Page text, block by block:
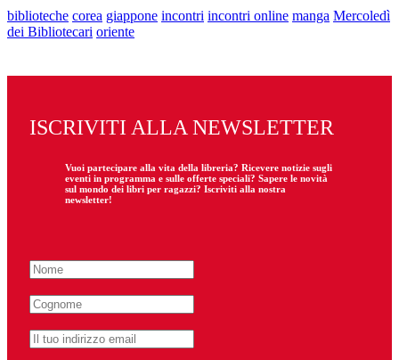
biblioteche corea giappone incontri incontri online manga Mercoledì
dei Bibliotecari oriente
ISCRIVITI ALLA NEWSLETTER
Vuoi partecipare alla vita della libreria? Ricevere notizie sugli
eventi in programma e sulle offerte speciali? Sapere le novità
sul mondo dei libri per ragazzi? Iscriviti alla nostra
newsletter!